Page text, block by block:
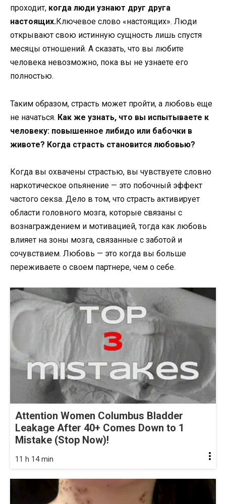
проходит, когда люди узнают друг друга
настоящих.Ключевое слово «настоящих». Люди
открывают свою истинную сущность лишь спустя
месяцы отношений. А сказать, что вы любите
человека невозможно, пока вы не узнаете его
полностью.
Таким образом, страсть может пройти, а любовь еще
не начаться. Как же узнать, что вы испытываете к
человеку: повышенное либидо или бабочки в
животе? Когда страсть становится любовью?
Когда вы охвачены страстью, вы чувствуете словно
наркотическое опьянение — это побочный эффект
частого секsа. Дело в том, что страсть активирует
области головного мозга, которые связаны с
вознаграждением и мотивацией, тогда как любовь
влияет на зоны мозга, связанные с заботой и
сочувствием. Любовь — это когда вы больше
переживаете о своем партнере, чем о себе.
Attention Women Columbus Bladder
Leakage After 40+ Comes Down to 1
Mistake (Stop Now)!
11 h 14 min